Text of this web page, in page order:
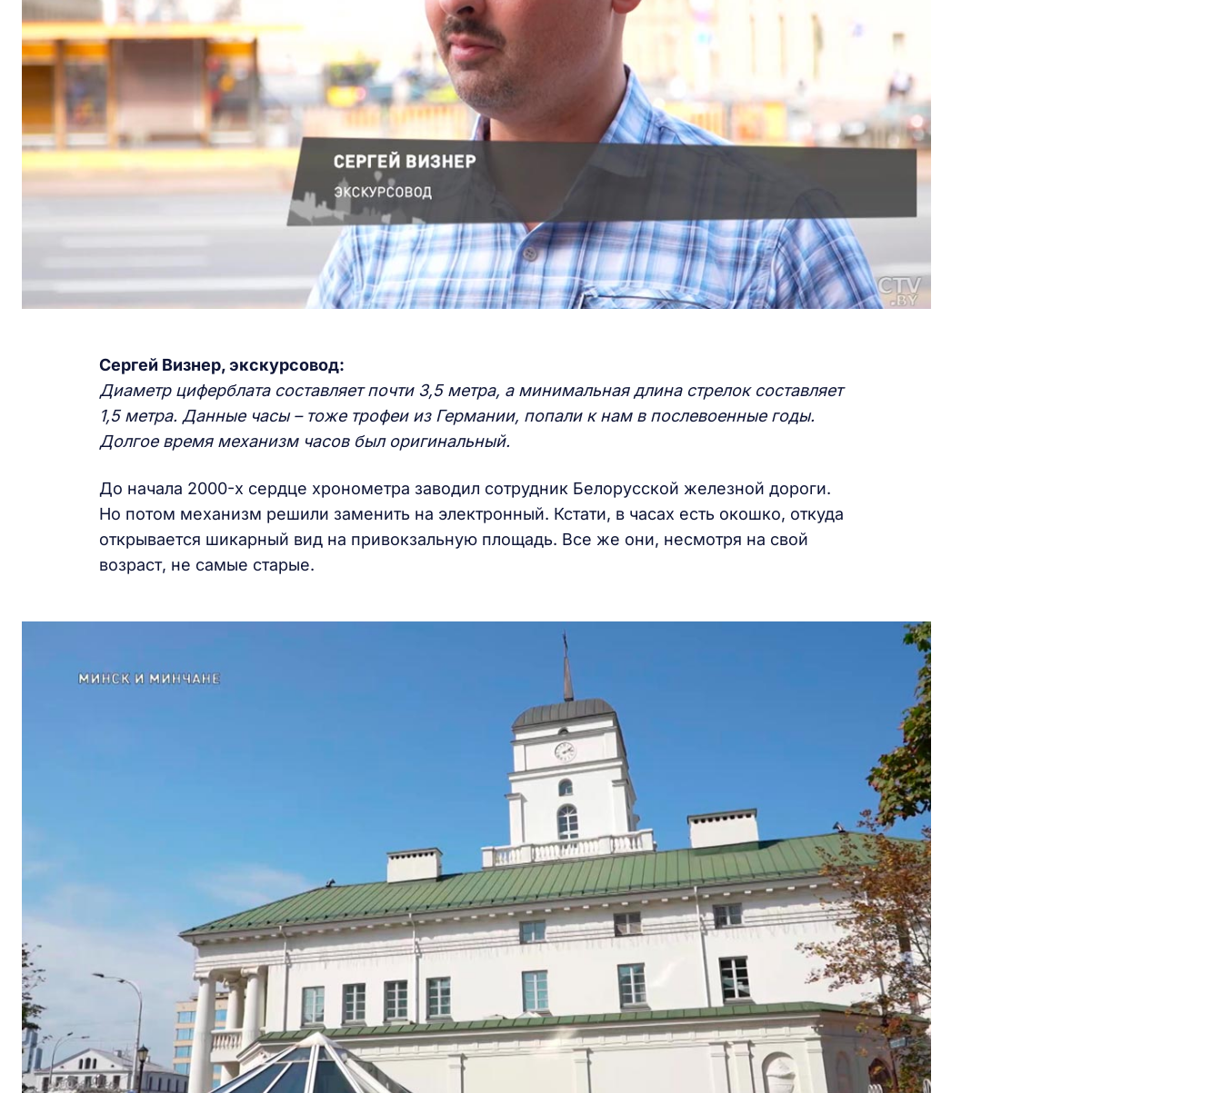
Сергей Визнер, экскурсовод:
Диаметр циферблата составляет почти 3,5 метра, а минимальная длина стрелок составляет
1,5 метра. Данные часы – тоже трофеи из Германии, попали к нам в послевоенные годы.
Долгое время механизм часов был оригинальный.
До начала 2000-х сердце хронометра заводил сотрудник Белорусской железной дороги.
Но потом механизм решили заменить на электронный. Кстати, в часах есть окошко, откуда
открывается шикарный вид на привокзальную площадь. Все же они, несмотря на свой
возраст, не самые старые.